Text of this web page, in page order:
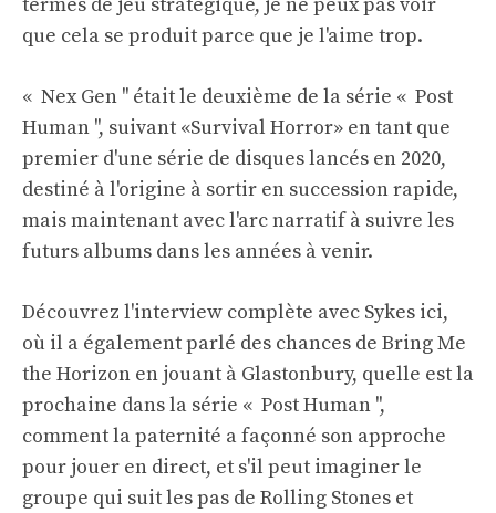
termes de jeu stratégique, je ne peux pas voir
que cela se produit parce que je l'aime trop.
« Nex Gen '' était le deuxième de la série « Post
Human '', suivant «Survival Horror» en tant que
premier d'une série de disques lancés en 2020,
destiné à l'origine à sortir en succession rapide,
mais maintenant avec l'arc narratif à suivre les
futurs albums dans les années à venir.
Découvrez l'interview complète avec Sykes ici,
où il a également parlé des chances de Bring Me
the Horizon en jouant à Glastonbury, quelle est la
prochaine dans la série « Post Human '',
comment la paternité a façonné son approche
pour jouer en direct, et s'il peut imaginer le
groupe qui suit les pas de Rolling Stones et